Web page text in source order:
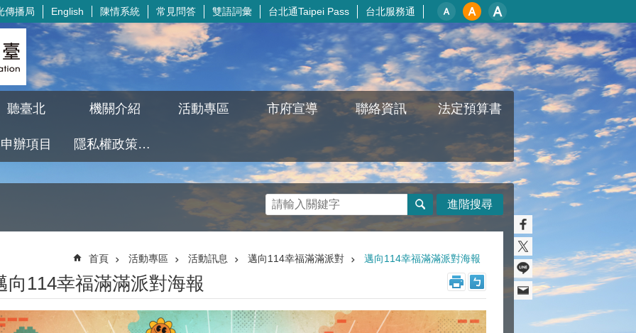
傳播局 English 陳情系統 常見問答 雙語詞彙 台北通Taipei Pass 台北服務通
聽臺北 機關介紹 活動專區 市府宣導 聯絡資訊 法定預算書
申辦項目 隱私權政策及資訊安全政策
進階搜尋
首頁 活動專區 活動訊息 邁向114幸福滿滿派對 邁向114幸福滿滿派對海報
向114幸福滿滿派對海報